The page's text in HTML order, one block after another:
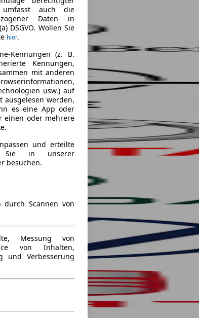
auch die
Daten in
DSGVO. Wollen Sie
hier.
Kennungen (z. B.
Kennungen,
mit anderen
usw.) auf
ausgelesen werden,
es eine App oder
einen oder mehrere
und erteilte
Sie in unserer
besuchen.
durch Scannen von
Messung von
von Inhalten,
und Verbesserung